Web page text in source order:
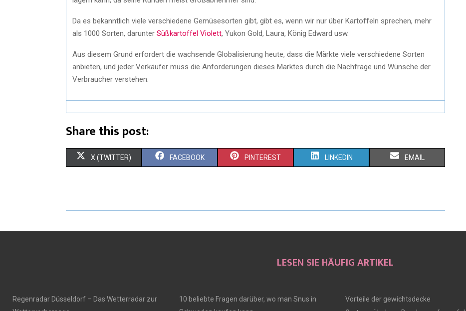
Da es bekanntlich viele verschiedene Gemüsesorten gibt, gibt es, wenn wir nur über Kartoffeln sprechen, mehr
als 1000 Sorten, darunter Süßkartoffel Violett, Yukon Gold, Laura, König Edward usw.
Aus diesem Grund erfordert die wachsende Globalisierung heute, dass die Märkte viele verschiedene Sorten
anbieten, und jeder Verkäufer muss die Anforderungen dieses Marktes durch die Nachfrage und Wünsche der
Verbraucher verstehen.
Share this post:
X (TWITTER) FACEBOOK PINTEREST LINKEDIN EMAIL
LESEN SIE HÄUFIG ARTIKEL
Regenradar Düsseldorf – Das Wetterradar zur
10 beliebte Fragen darüber, wo man Snus in
Vorteile der gewichtsdecke